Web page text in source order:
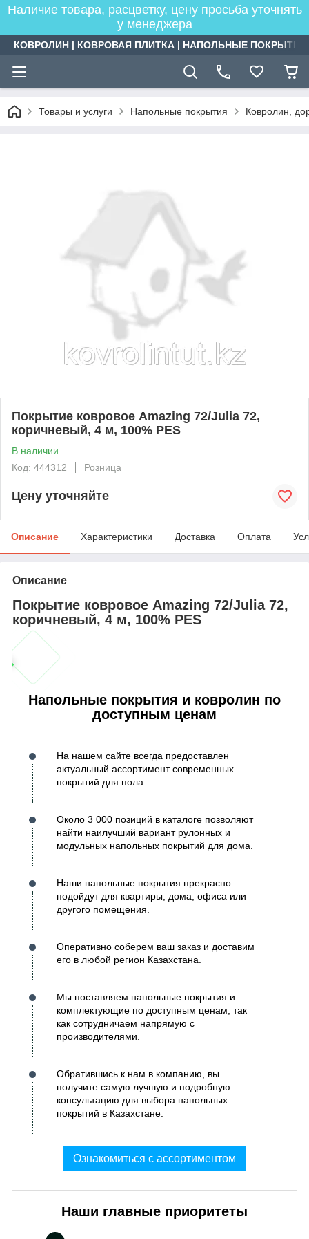
Наличие товара, расцветку, цену просьба уточнять
у менеджера
КОВРОЛИН | КОВРОВАЯ ПЛИТКА | НАПОЛЬНЫЕ
Товары и услуги Напольные покрытия Ковролин,
Покрытие ковровое Amazing 72/Julia 72,
коричневый, 4 м, 100% PES
В наличии
Код: 444312
Розница
Цену уточняйте
Описание Характеристики Доставка Оплата
Описание
Покрытие ковровое Amazing 72/Julia 72,
коричневый, 4 м, 100% PES
Напольные покрытия и ковролин по
доступным ценам
На нашем сайте всегда предоставлен
актуальный ассортимент современных
покрытий для пола.
Около 3 000 позиций в каталоге позволяют
найти наилучший вариант рулонных и
модульных напольных покрытий для дома.
Наши напольные покрытия прекрасно
подойдут для квартиры, дома, офиса или
другого помещения.
Оперативно соберем ваш заказ и доставим
его в любой регион Казахстана.
Мы поставляем напольные покрытия и
комплектующие по доступным ценам, так
как сотрудничаем напрямую с
производителями.
Обратившись к нам в компанию, вы
получите самую лучшую и подробную
консультацию для выбора напольных
покрытий в Казахстане.
Ознакомиться с ассортиментом
Наши главные приоритеты